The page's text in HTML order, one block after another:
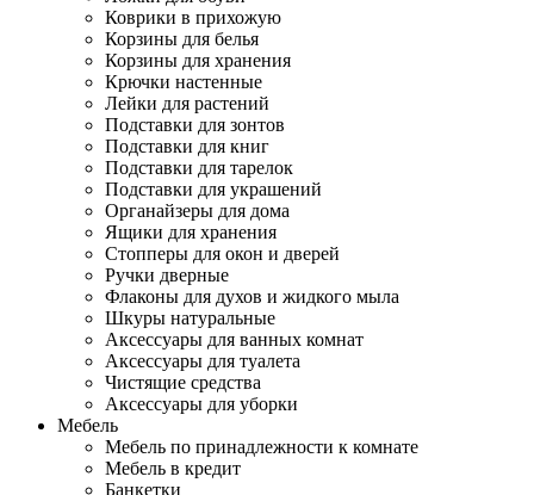
Коврики в прихожую
Корзины для белья
Корзины для хранения
Крючки настенные
Лейки для растений
Подставки для зонтов
Подставки для книг
Подставки для тарелок
Подставки для украшений
Органайзеры для дома
Ящики для хранения
Стопперы для окон и дверей
Ручки дверные
Флаконы для духов и жидкого мыла
Шкуры натуральные
Аксессуары для ванных комнат
Аксессуары для туалета
Чистящие средства
Аксессуары для уборки
Мебель
Мебель по принадлежности к комнате
Мебель в кредит
Банкетки